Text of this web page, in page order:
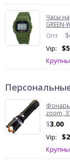
Часы
GREEN-
Опт $
Vip: $
Фонарь
zoom,
$3.00
Vip: $